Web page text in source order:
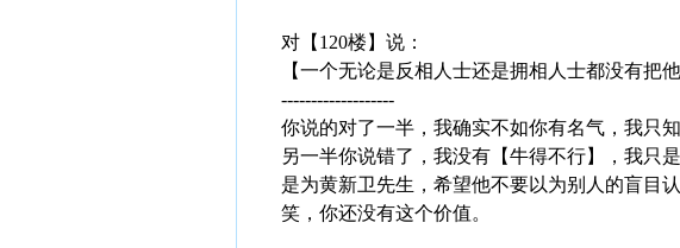
对【120楼】说：
【一个无论是反相人士还是拥相人士都没有把
-------------------
你说的对了一半，我确实不如你有名气，我只
另一半你说错了，我没有【牛得不行】，我只
是为黄新卫先生，希望他不要以为别人的盲目
笑，你还没有这个价值。